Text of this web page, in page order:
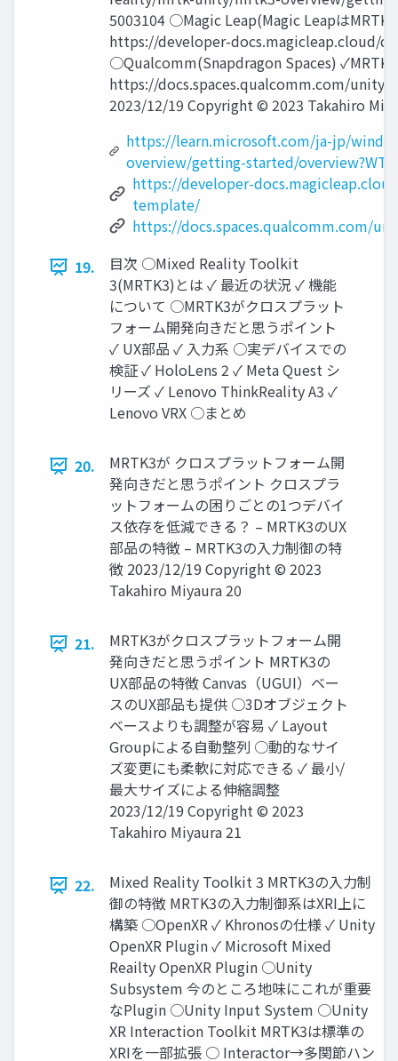
5003104 ○Magic Leap(Magic Leapは
https://developer-docs.magicleap.cloud/
○Qualcomm(Snapdragon Spaces)
https://docs.spaces.qualcomm.com/unity/
2023/12/19 Copyright © 2023 Takahiro
https://learn.microsoft.com/ja-jp/
overview/getting-started/
https://developer-
template/
https://docs.spaces.qualcomm.com/
19.
目次 ○Mixed Reality Toolkit
3(MRTK3)とは ✓ 最近の状況 ✓ 機能
について ○MRTK3がクロスプラット
フォーム開発向きだと思うポイント
✓ UX部品 ✓ 入力系 ○実デバイスでの
検証 ✓ HoloLens 2 ✓ Meta Quest シ
リーズ ✓ Lenovo ThinkReality A3 ✓
Lenovo VRX ○まとめ
20.
MRTK3が クロスプラットフォーム開
発向きだと思うポイント クロスプラ
ットフォームの困りごとの1つデバイ
ス依存を低減できる？ – MRTK3のUX
部品の特徴 – MRTK3の入力制御の特
徴 2023/12/19 Copyright © 2023
Takahiro Miyaura 20
21.
MRTK3がクロスプラットフォーム開
発向きだと思うポイント MRTK3の
UX部品の特徴 Canvas（UGUI）ベー
スのUX部品も提供 ○3Dオブジェクト
ベースよりも調整が容易 ✓ Layout
Groupによる自動整列 ○動的なサイ
ズ変更にも柔軟に対応できる ✓ 最小/
最大サイズによる伸縮調整
2023/12/19 Copyright © 2023
Takahiro Miyaura 21
22.
Mixed Reality Toolkit 3 MRTK3の入力制
御の特徴 MRTK3の入力制御系はXRI上に
構築 ○OpenXR ✓ Khronosの仕様 ✓ Unity
OpenXR Plugin ✓ Microsoft Mixed
Reailty OpenXR Plugin ○Unity
Subsystem 今のところ地味にこれが重要
なPlugin ○Unity Input System ○Unity
XR Interaction Toolkit MRTK3は標準の
XRIを一部拡張 ○ Interactor→多関節ハン